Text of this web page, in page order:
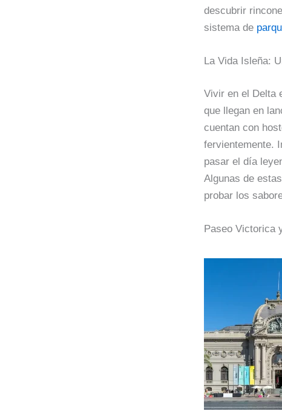
descubrir
sistema de
La Vida Isleña:
Vivir en el Delta
que llegan en
cuentan con
fervientemente.
pasar el día
Algunas de
probar los
Paseo Victorica